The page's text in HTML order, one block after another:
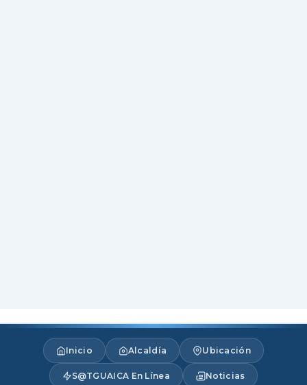
Inicio Alcaldía Ubicación
S@TGUAICA En Línea Noticias